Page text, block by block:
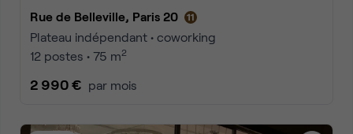
Rue de Belleville, Paris 20
Plateau indépendant • coworking
12 postes • 75 m2
2 990 € par mois